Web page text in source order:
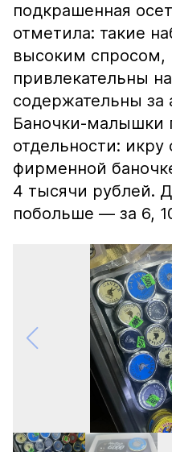
подкрашенная
отметила: такие
высоким спросом,
привлекательны
содержательны за
Баночки-малышки
отдельности: икру
фирменной
4 тысячи рублей.
побольше — за 6,